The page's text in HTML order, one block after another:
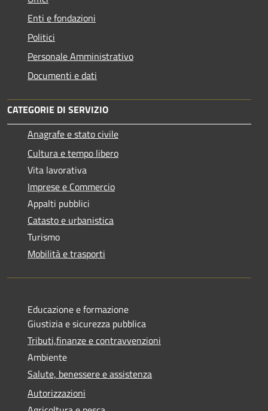
Enti e fondazioni
Politici
Personale Amministrativo
Documenti e dati
CATEGORIE DI SERVIZIO
Anagrafe e stato civile
Cultura e tempo libero
Vita lavorativa
Imprese e Commercio
Appalti pubblici
Catasto e urbanistica
Turismo
Mobilità e trasporti
Educazione e formazione
Giustizia e sicurezza pubblica
Tributi,finanze e contravvenzioni
Ambiente
Salute, benessere e assistenza
Autorizzazioni